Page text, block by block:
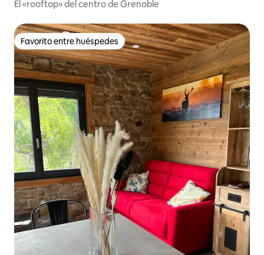
El «rooftop» del centro de Grenoble
Favorito entre huéspedes
Favorito entre huéspedes